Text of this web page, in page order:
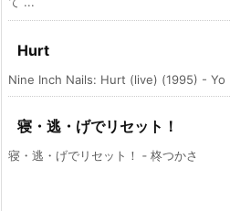
Hurt
Nine Inch Nails: Hurt (live) (1995) - Yo
寝・逃・げでリセット！
寝・逃・げでリセット！ ‑ 柊つかさ